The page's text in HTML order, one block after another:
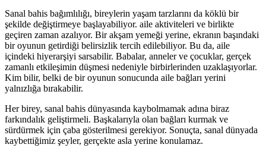
Sanal bahis bağımlılığı, bireylerin yaşam tarzlarını da köklü bir
şekilde değiştirmeye başlayabiliyor. aile aktiviteleri ve birlikte
geçiren zaman azalıyor. Bir akşam yemeği yerine, ekranın başındaki
bir oyunun getirdiği belirsizlik tercih edilebiliyor. Bu da, aile
içindeki hiyerarşiyi sarsabilir. Babalar, anneler ve çocuklar, gerçek
zamanlı etkileşimin düşmesi nedeniyle birbirlerinden uzaklaşıyorlar.
Kim bilir, belki de bir oyunun sonucunda aile bağları yerini
yalnızlığa bırakabilir.
Her birey, sanal bahis dünyasında kaybolmamak adına biraz
farkındalık geliştirmeli. Başkalarıyla olan bağları kurmak ve
sürdürmek için çaba gösterilmesi gerekiyor. Sonuçta, sanal dünyada
kaybettiğimiz şeyler, gerçekte asla yerine konulamaz.